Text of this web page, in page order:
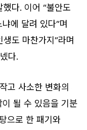
다. 이어 “불안도
에 달려 있다”며
도 마찬가지”라며
다.
고 사소한 변화의
될 수 있음을 기분
으로 한 패기와